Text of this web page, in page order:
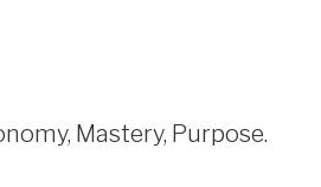
Mastery, Purpose.